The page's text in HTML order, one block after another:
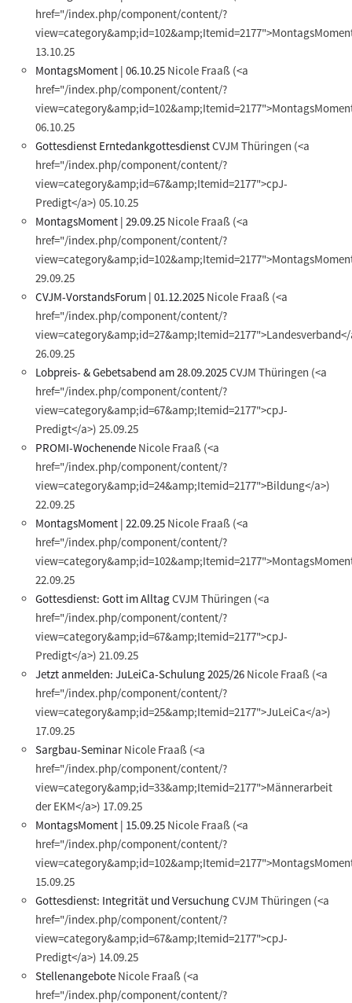
href="/index.php/component/content/?
13.10.25
MontagsMoment | 06.10.25 Nicole Fraaß (<a
href="/index.php/component/content/?
06.10.25
Gottesdienst ErntedankgottesdienstCVJM Thüringen (<a
href="/index.php/component/content/?
view=category&amp;id=67&amp;Itemid=2177">cpJ-
Predigt</a>) 05.10.25
MontagsMoment | 29.09.25 Nicole Fraaß (<a
href="/index.php/component/content/?
29.09.25
CVJM-VorstandsForum | 01.12.2025 Nicole Fraaß (<a
href="/index.php/component/content/?
26.09.25
Lobpreis- & Gebetsabend am 28.09.2025CVJM Thüringen (<a
href="/index.php/component/content/?
view=category&amp;id=67&amp;Itemid=2177">cpJ-
Predigt</a>) 25.09.25
PROMI-Wochenende Nicole Fraaß (<a
href="/index.php/component/content/?
view=category&amp;id=24&amp;Itemid=2177">Bildung</a>)
22.09.25
MontagsMoment | 22.09.25 Nicole Fraaß (<a
href="/index.php/component/content/?
22.09.25
Gottesdienst: Gott im AlltagCVJM Thüringen (<a
href="/index.php/component/content/?
view=category&amp;id=67&amp;Itemid=2177">cpJ-
Predigt</a>) 21.09.25
Jetzt anmelden: JuLeiCa-Schulung 2025/26 Nicole Fraaß (<a
href="/index.php/component/content/?
view=category&amp;id=25&amp;Itemid=2177">JuLeiCa</a>)
17.09.25
Sargbau-Seminar Nicole Fraaß (<a
href="/index.php/component/content/?
view=category&amp;id=33&amp;Itemid=2177">Männerarbeit
der EKM</a>) 17.09.25
MontagsMoment | 15.09.25 Nicole Fraaß (<a
href="/index.php/component/content/?
15.09.25
Gottesdienst: Integrität und VersuchungCVJM Thüringen (<a
href="/index.php/component/content/?
view=category&amp;id=67&amp;Itemid=2177">cpJ-
Predigt</a>) 14.09.25
Stellenangebote Nicole Fraaß (<a
href="/index.php/component/content/?